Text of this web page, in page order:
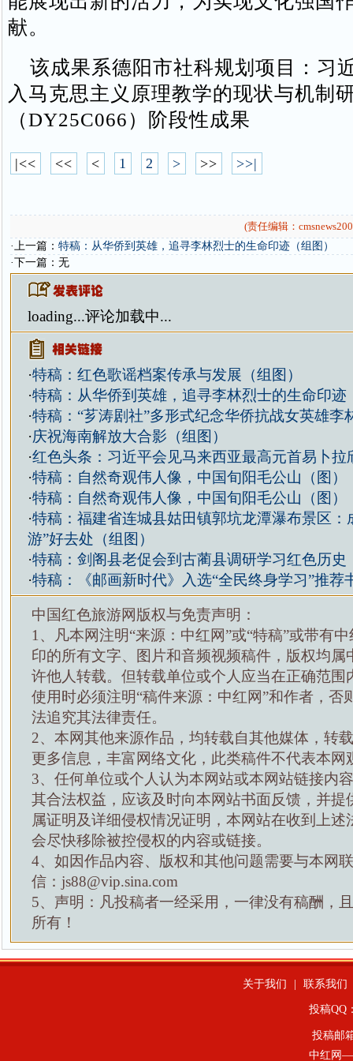
献。
该成果系德阳市社科规划项目：习
入马克思主义原理教学的现状与机制
（DY25C066）阶段性成果
|<< << < 1 2 > >> >>|
(责任编辑：
·上一篇： 特稿：从华侨到英雄，追寻李林烈士的生命印迹（组图）
·下一篇：无
loading...评论加载中...
·特稿：红色歌谣档案传承与发展（组图）
·特稿：从华侨到英雄，追寻李林烈士的生命印迹
·特稿：“芗涛剧社”多形式纪念华侨抗战女英雄李
·庆祝海南解放大合影（组图）
·红色头条：习近平会见马来西亚最高元首易卜拉
·特稿：自然奇观伟人像，中国旬阳毛公山（图）
·特稿：自然奇观伟人像，中国旬阳毛公山（图）
·特稿：福建省连城县姑田镇郭坑龙潭瀑布景区：
游”好去处（组图）
·特稿：剑阁县老促会到古蔺县调研学习红色历史
·特稿：《邮画新时代》入选“全民终身学习”推荐
中国红色旅游网版权与免责声明：
1、凡本网注明“来源：中红网”或“特稿”或带有
印的所有文字、图片和音频视频稿件，版权均属
许他人转载。但转载单位或个人应当在正确范围
使用时必须注明“稿件来源：中红网”和作者，否
法追究其法律责任。
2、本网其他来源作品，均转载自其他媒体，转
更多信息，丰富网络文化，此类稿件不代表本网
3、任何单位或个人认为本网站或本网站链接内
其合法权益，应该及时向本网站书面反馈，并提
属证明及详细侵权情况证明，本网站在收到上述
会尽快移除被控侵权的内容或链接。
4、如因作品内容、版权和其他问题需要与本网
信：js88@vip.sina.com
5、声明：凡投稿者一经采用，一律没有稿酬，
所有！
关于我们 联系我们
投稿QQ
投稿邮
中红网—